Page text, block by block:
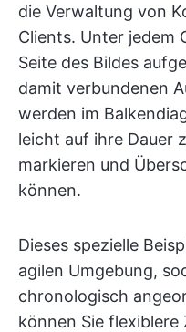
die Verwaltung von
Clients. Unter jedem
Seite des Bildes
damit verbundenen
werden im
leicht auf ihre Dauer
markieren und
können.
Dieses spezielle
agilen Umgebung,
chronologisch
können Sie flexiblere